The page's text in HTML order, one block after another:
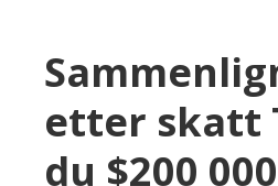
etter skatt
du $200